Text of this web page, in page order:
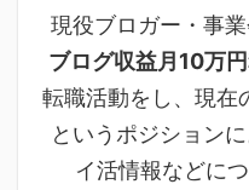
現役ブロガー・事
ブログ収益月10万円
転職活動をし、現在
というポジション
イ活情報などに